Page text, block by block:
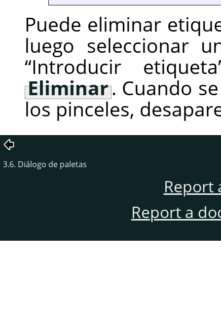
Puede eliminar
luego seleccionar
“Introducir etiqueta
Eliminar. Cuando
los pinceles,
3.6. Diálogo de paletas
Report
Report a